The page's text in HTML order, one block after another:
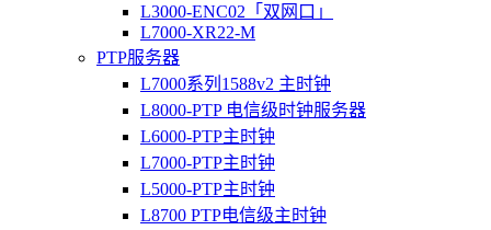
L3000-ENC02「双网口」
L7000-XR22-M
PTP服务器
L7000系列1588v2 主时钟
L8000-PTP 电信级时钟服务器
L6000-PTP主时钟
L7000-PTP主时钟
L5000-PTP主时钟
L8700 PTP电信级主时钟